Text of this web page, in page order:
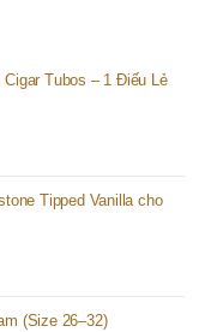
Tubos – 1 Điếu Lẻ
Tipped Vanilla cho
(Size 26–32)